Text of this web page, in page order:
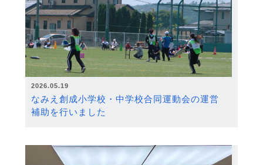
2026.05.19
なみえ創成小学校・中学校合同運動会の運営
補助を行いました